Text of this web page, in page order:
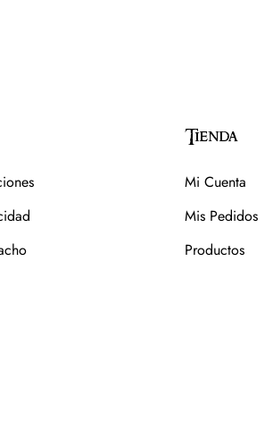
Tienda
Mi Cuenta
Mis Pedidos
Productos